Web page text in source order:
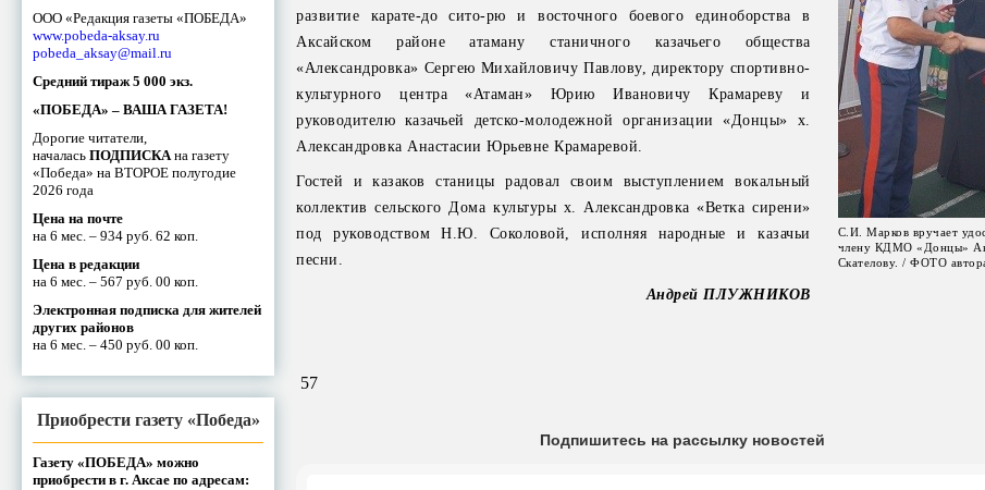
ООО «Редакция газеты «ПОБЕДА»
www.pobeda-aksay.ru
pobeda_aksay@mail.ru
Средний тираж 5 000 экз.
«ПОБЕДА» – ВАША ГАЗЕТА!
Дорогие читатели,
началась ПОДПИСКАна газету
«Победа» на ВТОРОЕ полугодие
2026 года
Цена на почте
на 6 мес. – 934 руб. 62 коп.
Цена в редакции
на 6 мес. – 567 руб. 00 коп.
Электронная подписка для жителей
других районов
на 6 мес. – 450 руб. 00 коп.
Приобрести газету «Победа»
Газету «ПОБЕДА» можно
приобрести в г. Аксае по адресам:
С.И. Марков вручает
члену КДМО «Донцы»
Скателову. / ФОТО
развитие карате-до сито-рю и восточного боевого единоборства в
Аксайском районе атаману станичного казачьего общества
«Александровка» Сергею Михайловичу Павлову, директору спортивно-
культурного центра «Атаман» Юрию Ивановичу Крамареву и
руководителю казачьей детско-молодежной организации «Донцы» х.
Александровка Анастасии Юрьевне Крамаревой.
Гостей и казаков станицы радовал своим выступлением вокальный
коллектив сельского Дома культуры х. Александровка «Ветка сирени»
под руководством Н.Ю. Соколовой, исполняя народные и казачьи
песни.
Андрей ПЛУЖНИКОВ
57
Подпишитесь на рассылку новостей